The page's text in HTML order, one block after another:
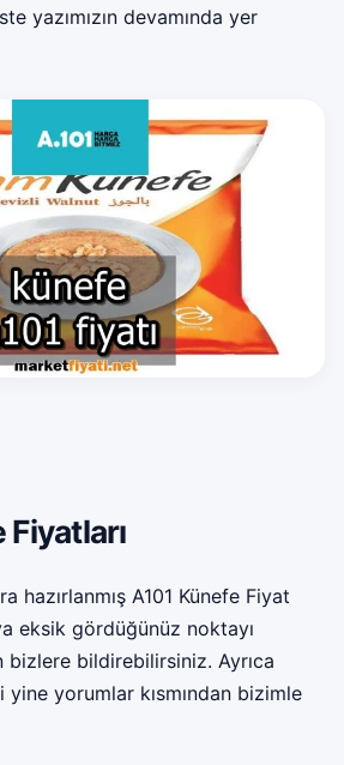
yazımızın devamında yer
Fiyatları
hazırlanmış A101 Künefe Fiyat
eksik gördüğünüz noktayı
bizlere bildirebilirsiniz. Ayrıca
yorumlar kısmından bizimle